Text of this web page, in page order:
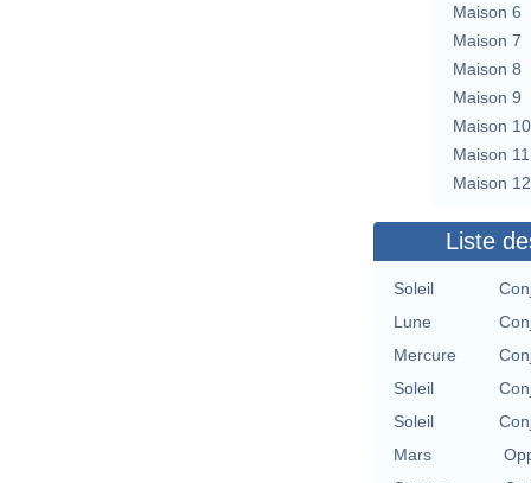
Maison 6
Maison 7
Maison 8
Maison 9
Maison 10
Maison 11
Maison 12
Liste
Soleil
Lune
Mercure
Soleil
Soleil
Mars